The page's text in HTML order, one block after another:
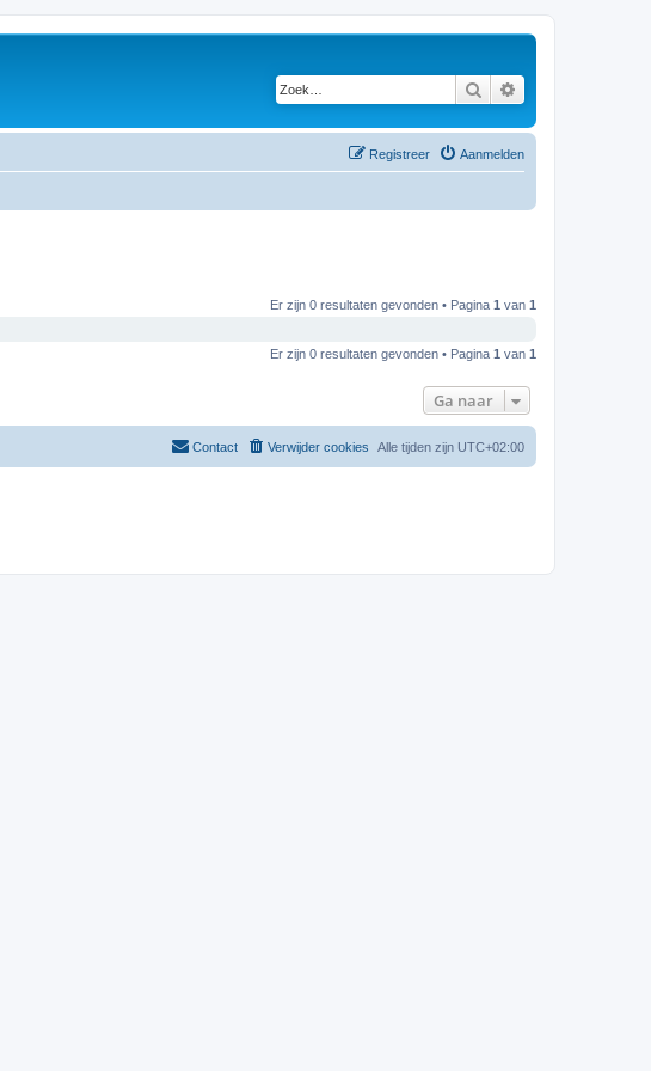
Zoek
Aanmelden
Registreer
Er zijn 0 resultaten gevonden • Pagina 1 van 1
Er zijn 0 resultaten gevonden • Pagina 1 van 1
Ga naar
Alle tijden zijn UTC+02:00
Verwijder cookies
Contact